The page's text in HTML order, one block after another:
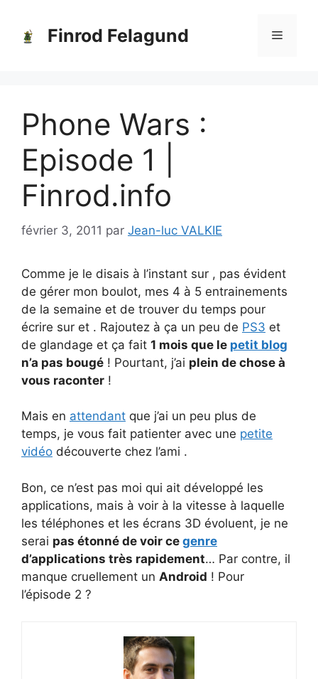
contenu
Finrod Felagund Menu
Phone Wars :
Episode 1 |
Finrod.info
février 3, 2011 par Jean-luc VALKIE
Comme je le disais à l’instant sur , pas évident
de gérer mon boulot, mes 4 à 5 entrainements
de la semaine et de trouver du temps pour
écrire sur et . Rajoutez à ça un peu de PS3 et
de glandage et ça fait 1 mois que le petit blog
n’a pas bougé ! Pourtant, j’ai plein de chose à
vous raconter !
Mais en attendant que j’ai un peu plus de
temps, je vous fait patienter avec une petite
vidéo découverte chez l’ami .
Bon, ce n’est pas moi qui ait développé les
applications, mais à voir à la vitesse à laquelle
les téléphones et les écrans 3D évoluent, je ne
serai pas étonné de voir ce genre
d’applications très rapidement… Par contre, il
manque cruellement un Android ! Pour
l’épisode 2 ?